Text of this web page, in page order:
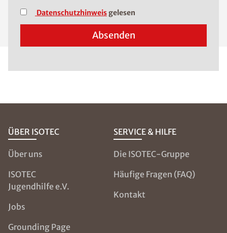
Datenschutzhinweis gelesen
Absenden
ÜBER ISOTEC
Über uns
ISOTEC
Jugendhilfe e.V.
Jobs
Grounding Page
SERVICE & HILFE
Die ISOTEC-Gruppe
Häufige Fragen (FAQ)
Kontakt